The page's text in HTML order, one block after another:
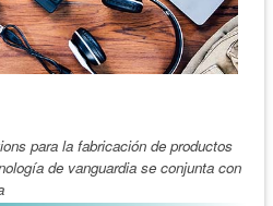
para la fabricación de productos
de vanguardia se conjunta con